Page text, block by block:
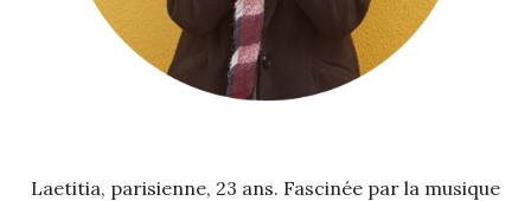
Laetitia, parisienne, 23 ans. Fascinée par la musique